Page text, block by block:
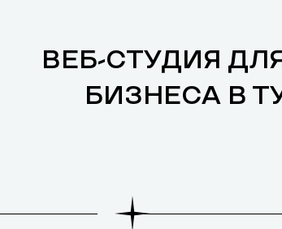
ВЕБ-СТУДИЯ
БИЗНЕСА В